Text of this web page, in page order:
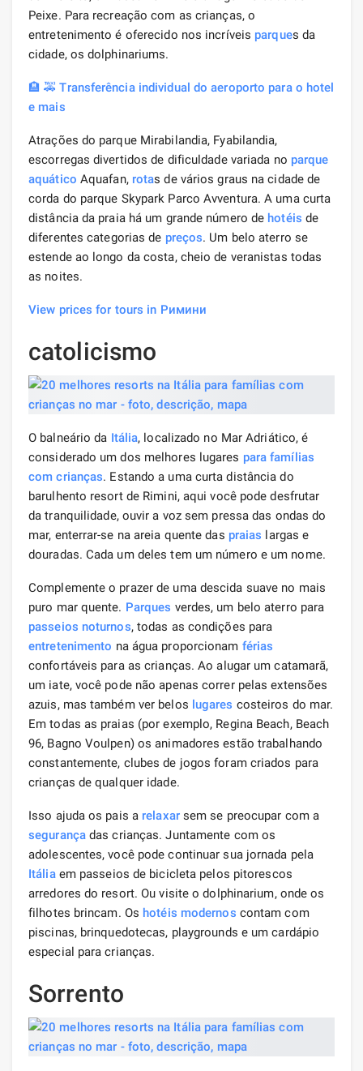
Peixe. Para recreação com as crianças, o
entretenimento é oferecido nos incríveis parques da
cidade, os dolphinariums.
🏨 🚕 Transferência individual do aeroporto para o hotel
e mais
Atrações do parque Mirabilandia, Fyabilandia,
escorregas divertidos de dificuldade variada no parque
aquático Aquafan, rotas de vários graus na cidade de
corda do parque Skypark Parco Avventura. A uma curta
distância da praia há um grande número de hotéis de
diferentes categorias de preços. Um belo aterro se
estende ao longo da costa, cheio de veranistas todas
as noites.
View prices for tours in Римини
catolicismo
O balneário da Itália, localizado no Mar Adriático, é
considerado um dos melhores lugares para famílias
com crianças. Estando a uma curta distância do
barulhento resort de Rimini, aqui você pode desfrutar
da tranquilidade, ouvir a voz sem pressa das ondas do
mar, enterrar-se na areia quente das praias largas e
douradas. Cada um deles tem um número e um nome.
Complemente o prazer de uma descida suave no mais
puro mar quente. Parques verdes, um belo aterro para
passeios noturnos, todas as condições para
entretenimento na água proporcionam férias
confortáveis ​​para as crianças. Ao alugar um catamarã,
um iate, você pode não apenas correr pelas extensões
azuis, mas também ver belos lugares costeiros do mar.
Em todas as praias (por exemplo, Regina Beach, Beach
96, Bagno Voulpen) os animadores estão trabalhando
constantemente, clubes de jogos foram criados para
crianças de qualquer idade.
Isso ajuda os pais a relaxarsem se preocupar com a
segurançadas crianças. Juntamente com os
adolescentes, você pode continuar sua jornada pela
Itáliaem passeios de bicicleta pelos pitorescos
arredores do resort. Ou visite o dolphinarium, onde os
filhotes brincam. Os hotéis modernos contam com
piscinas, brinquedotecas, playgrounds e um cardápio
especial para crianças.
Sorrento